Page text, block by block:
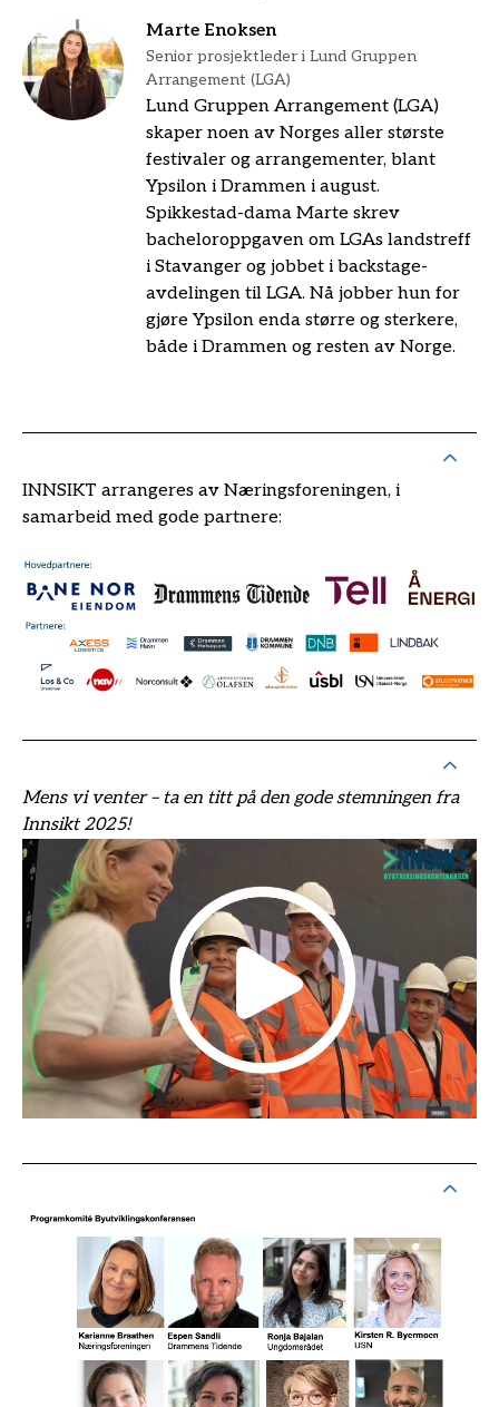
Marte Enoksen
Senior prosjektleder i Lund Gruppen
Arrangement (LGA)
Lund Gruppen Arrangement (LGA)
skaper noen av Norges aller største
festivaler og arrangementer, blant
Ypsilon i Drammen i august.
Spikkestad-dama Marte skrev
bacheloroppgaven om LGAs landstreff
i Stavanger og jobbet i backstage-
avdelingen til LGA. Nå jobber hun for
gjøre Ypsilon enda større og sterkere,
både i Drammen og resten av Norge.
INNSIKT arrangeres av Næringsforeningen, i
samarbeid med gode partnere:
Mens vi venter – ta en titt på den gode stemningen fra
Innsikt 2025!